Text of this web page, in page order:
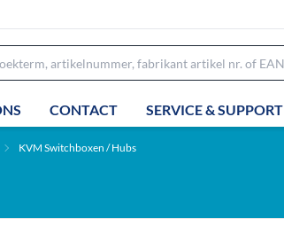
CONTACT SERVICE & SUPPORT
KVM Switchboxen / Hubs